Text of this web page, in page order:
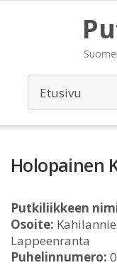
Holopainen
Putkiliikkeen
Osoite:
Lappeenranta
Puhelinnumero: